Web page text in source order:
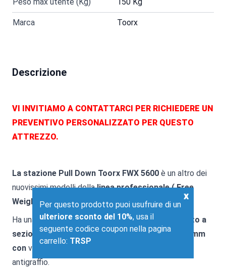
Marca Toorx
Descrizione
VI INVITIAMO A CONTATTARCI PER RICHIEDERE UN
PREVENTIVO PERSONALIZZATO PER QUESTO
ATTREZZO.
La stazione Pull Down Toorx FWX 5600 è un altro dei
nuovissimi modelli dellalinea professionale ( Free
Weight ) Carico Libero Toorx.
Ha una struttura contubolare in Acciaio rinforzato a
sezione ovale piatta 50 x 110 mm - spessore 3 mm
con verniciatura doppia a polveri epossidiche e
antigraffio.
Per questo prodotto puoi usufruire di un
ulteriore sconto del 10%, usa il
seguente codice coupon nella pagina
carrello: TRSP
x